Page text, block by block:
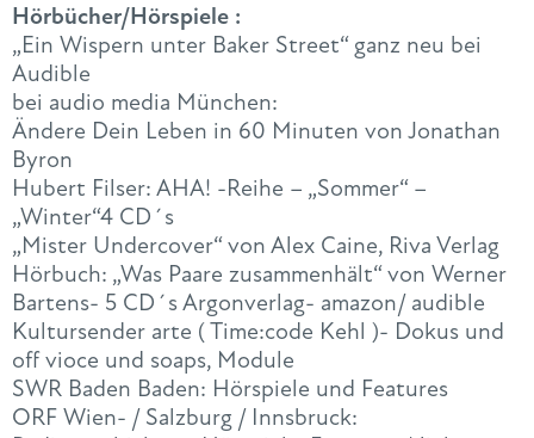
Hörbücher/Hörspiele :
„Ein Wispern unter Baker Street“ ganz neu bei
Audible
bei audio media München:
Ändere Dein Leben in 60 Minuten von Jonathan
Byron
Hubert Filser: AHA! -Reihe – „Sommer“ –
„Winter“4 CD´s
„Mister Undercover“ von Alex Caine, Riva Verlag
Hörbuch: „Was Paare zusammenhält“ von Werner
Bartens- 5 CD´s Argonverlag- amazon/ audible
Kultursender arte ( Time:code Kehl )- Dokus und
off vioce und soaps, Module
SWR Baden Baden: Hörspiele und Features
ORF Wien- / Salzburg / Innsbruck: